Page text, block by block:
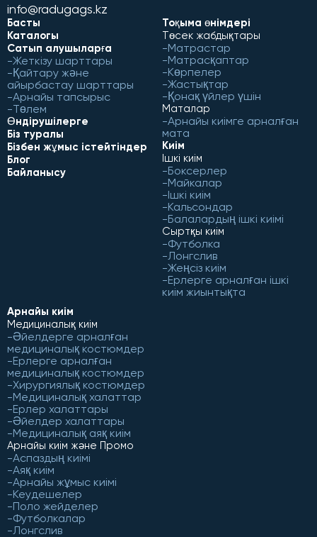
info@radugags.kz
Басты
Каталогы
Сатып алушыларға
Жеткізу шарттары
Қайтару және
айырбастау шарттары
Арнайы тапсырыс
Төлем
Өндірушілерге
Біз туралы
Бізбен жұмыс істейтіндер
Блог
Байланысу
Тоқыма өнімдері
Төсек жабдықтары
Матрастар
Матрасқаптар
Көрпелер
Жастықтар
Қонақ үйлер үшін
Маталар
Арнайы киімге арналған
мата
Киім
Ішкі киім
Боксерлер
Майкалар
Ішкі киім
Кальсондар
Балалардың ішкі киімі
Сыртқы киім
Футболка
Лонгслив
Жеңсіз киім
Ерлерге арналған ішкі
киім жиынтықта
Арнайы киім
Медициналық киім
Әйелдерге арналған
медициналық костюмдер
Ерлерге арналған
медициналық костюмдер
Хирургиялық костюмдер
Медициналық халаттар
Ерлер халаттары
Әйелдер халаттары
Медициналық аяқ киім
Арнайы киім және Промо
Аспаздың киімі
Аяқ киім
Арнайы жұмыс киімі
Кеудешелер
Поло жейделер
Футболкалар
Лонгслив